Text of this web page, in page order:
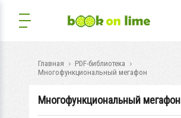
Главная
PDF-библиотека
Многофункциональный мегафон
Многофункциональный мегафон